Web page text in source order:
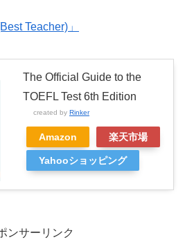
Teacher)」
The Official Guide to the
TOEFL Test 6th Edition
created by Rinker
Amazon 楽天市場
Yahooショッピング
ンサーリンク